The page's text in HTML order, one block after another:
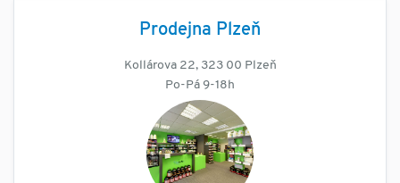
Prodejna Plzeň
Kollárova 22, 323 00 Plzeň
Po-Pá 9-18h